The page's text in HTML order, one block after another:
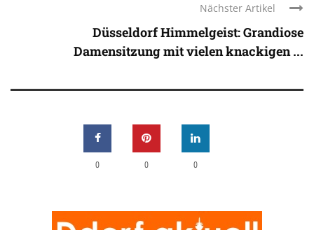
Nächster Artikel
Düsseldorf Himmelgeist: Grandiose
Damensitzung mit vielen knackigen ...
0 0 0